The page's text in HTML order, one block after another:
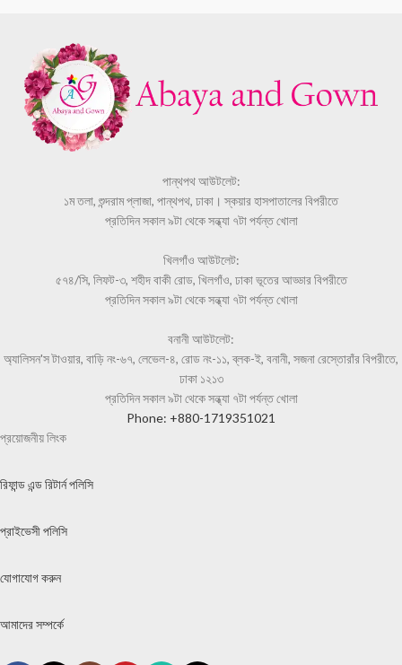
পান্থপথ আউটলেট:
১ম তলা, শুন্দরাম প্লাজা, পান্থপথ, ঢাকা। স্কয়ার হাসপাতালের বিপরীতে
প্রতিদিন সকাল ৯টা থেকে সন্ধ্যা ৭টা পর্যন্ত খোলা
খিলগাঁও আউটলেট:
৫৭৪/সি, লিফট-৩, শহীদ বাকী রোড, খিলগাঁও, ঢাকা ভূতের আড্ডার বিপরীতে
প্রতিদিন সকাল ৯টা থেকে সন্ধ্যা ৭টা পর্যন্ত খোলা
বনানী আউটলেট:
অ্যালিসন'স টাওয়ার, বাড়ি নং-৬৭, লেভেল-৪, রোড নং-১১, ব্লক-ই, বনানী, সজনা রেস্তোরাঁর বিপরীতে,
ঢাকা ১২১৩
প্রতিদিন সকাল ৯টা থেকে সন্ধ্যা ৭টা পর্যন্ত খোলা
Phone: +880-1719351021
প্রয়োজনীয় লিংক
রিফান্ড এন্ড রিটার্ন পলিসি
প্রাইভেসী পলিসি
যোগাযোগ করুন
আমাদের সম্পর্কে